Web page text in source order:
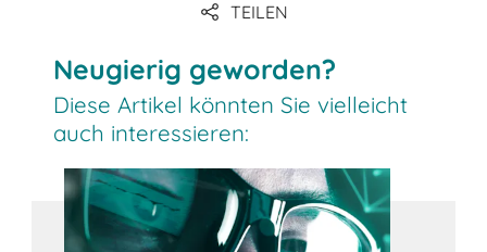
TEILEN
Neugierig geworden?
Diese Artikel könnten Sie vielleicht
auch interessieren: